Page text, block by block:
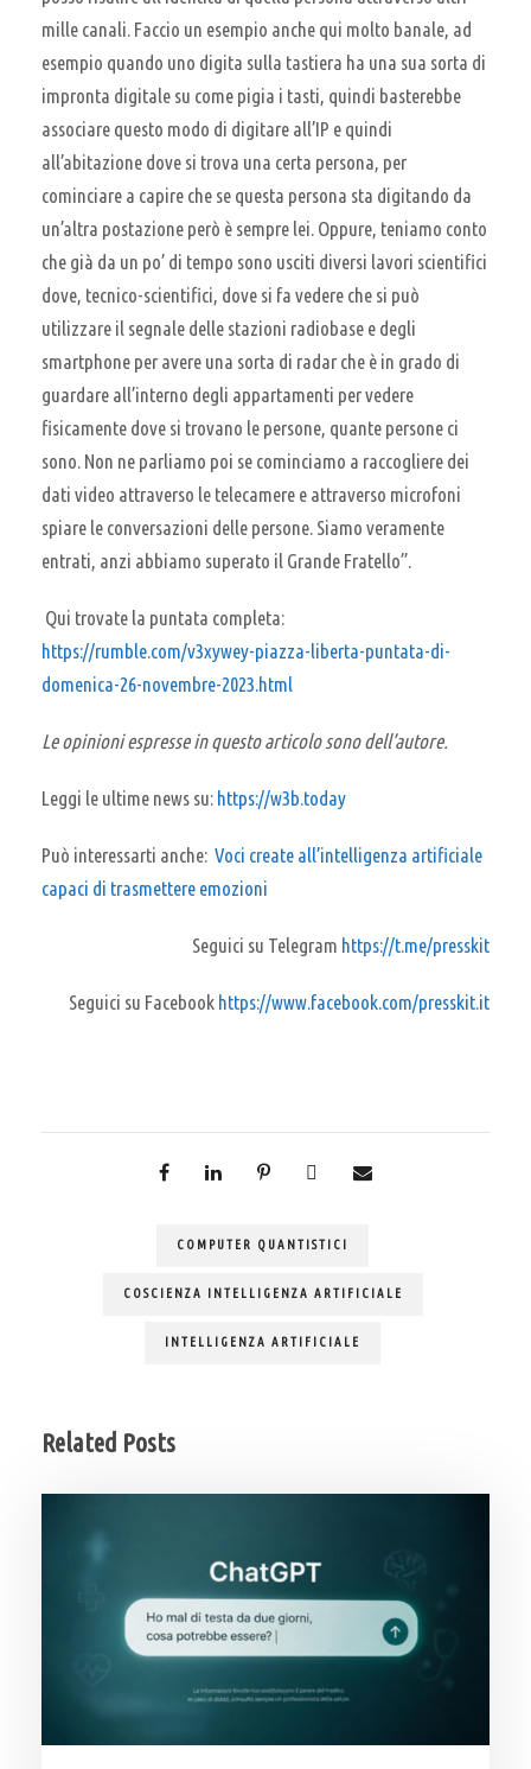
mille canali. Faccio un esempio anche qui molto banale, ad
esempio quando uno digita sulla tastiera ha una sua sorta di
impronta digitale su come pigia i tasti, quindi basterebbe
associare questo modo di digitare all’IP e quindi
all’abitazione dove si trova una certa persona, per
cominciare a capire che se questa persona sta digitando da
un’altra postazione però è sempre lei. Oppure, teniamo conto
che già da un po’ di tempo sono usciti diversi lavori scientifici
dove, tecnico-scientifici, dove si fa vedere che si può
utilizzare il segnale delle stazioni radiobase e degli
smartphone per avere una sorta di radar che è in grado di
guardare all’interno degli appartamenti per vedere
fisicamente dove si trovano le persone, quante persone ci
sono. Non ne parliamo poi se cominciamo a raccogliere dei
dati video attraverso le telecamere e attraverso microfoni
spiare le conversazioni delle persone. Siamo veramente
entrati, anzi abbiamo superato il Grande Fratello”.
Qui trovate la puntata completa:
https://rumble.com/v3xywey-piazza-liberta-puntata-di-
domenica-26-novembre-2023.html
Le opinioni espresse in questo articolo sono dell’autore.
Leggi le ultime news su: https://w3b.today
Può interessarti anche: Voci create all’intelligenza artificiale
capaci di trasmettere emozioni
Seguici su Telegram https://t.me/presskit
Seguici su Facebook https://www.facebook.com/presskit.it
COMPUTER QUANTISTICI
COSCIENZA INTELLIGENZA ARTIFICIALE
INTELLIGENZA ARTIFICIALE
Related Posts